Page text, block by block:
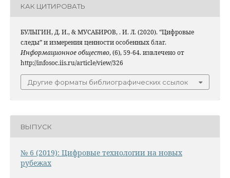
КАК ЦИТИРОВАТЬ
БУЛЫГИН, Д. И., & МУСАБИРОВ, . И. Л. (2020). “Цифровые
следы” и измерения ценности особенных благ.
Информационное общество, (6), 59-64. извлечено от
http://infosoc.iis.ru/article/view/326
Другие форматы библиографических ссылок
ВЫПУСК
№ 6 (2019): Цифровые технологии на новых
рубежах